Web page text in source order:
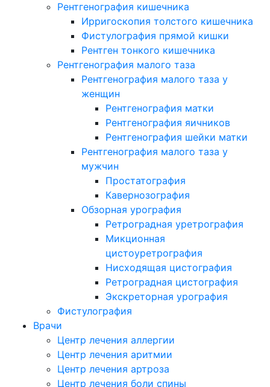
Рентгенография кишечника
Ирригоскопия толстого кишечника
Фистулография прямой кишки
Рентген тонкого кишечника
Рентгенография малого таза
Рентгенография малого таза у
женщин
Рентгенография матки
Рентгенография яичников
Рентгенография шейки матки
Рентгенография малого таза у
мужчин
Простатография
Кавернозография
Обзорная урография
Ретроградная уретрография
Микционная
цистоуретрография
Нисходящая цистография
Ретроградная цистография
Экскреторная урография
Фистулография
Врачи
Центр лечения аллергии
Центр лечения аритмии
Центр лечения артроза
Центр лечения боли спины